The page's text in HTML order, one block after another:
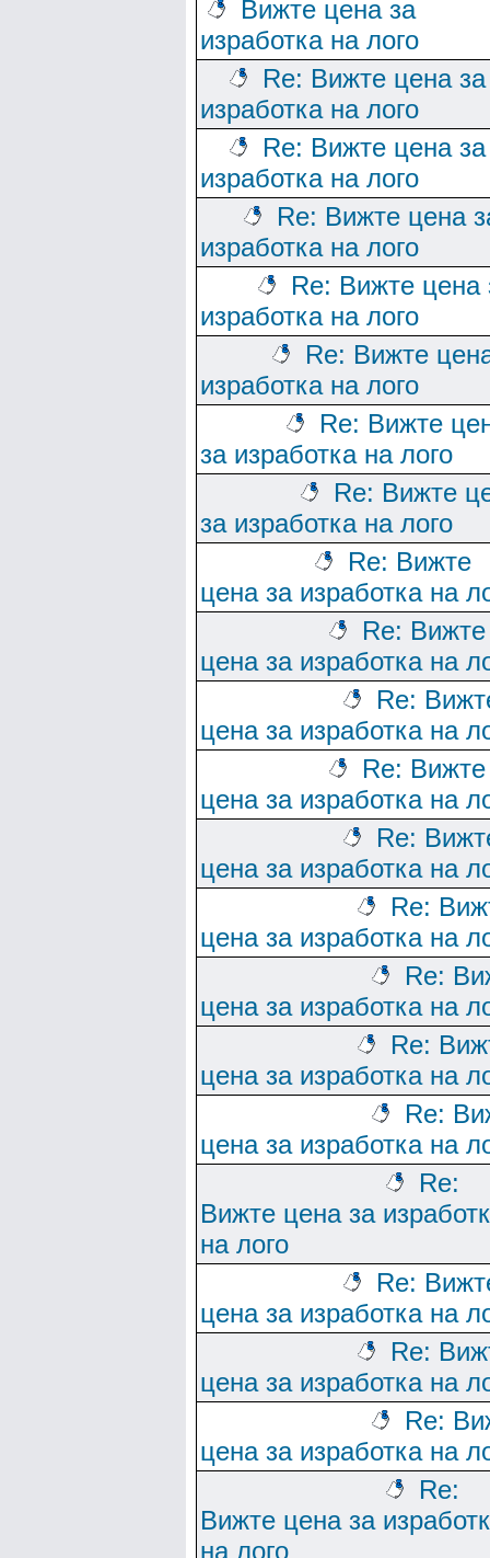
Вижте цена за
изработка на лого
Re: Вижте цена за
изработка на лого
Re: Вижте цена за
изработка на лого
Re: Вижте цена
изработка на лого
Re: Вижте цена
изработка на лого
Re: Вижте
изработка на лого
Re: Вижте
за изработка на лого
Re: Вижте
за изработка на лого
Re: Вижте
цена за изработка на
Re: Вижте
цена за изработка на
Re:
цена за изработка на
Re: Вижте
цена за изработка на
Re:
цена за изработка на
Re:
цена за изработка на
Re:
цена за изработка на
Re:
цена за изработка на
Re:
цена за изработка на
Re:
Вижте цена за
на лого
Re:
цена за изработка на
Re:
цена за изработка на
Re:
цена за изработка на
Re:
Вижте цена за
на лого